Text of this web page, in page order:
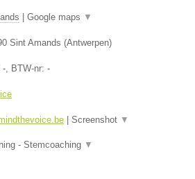
Google maps ▼
Sint Amands (Antwerpen)
-, BTW-nr: -
Screenshot ▼
- Stemcoaching ▼